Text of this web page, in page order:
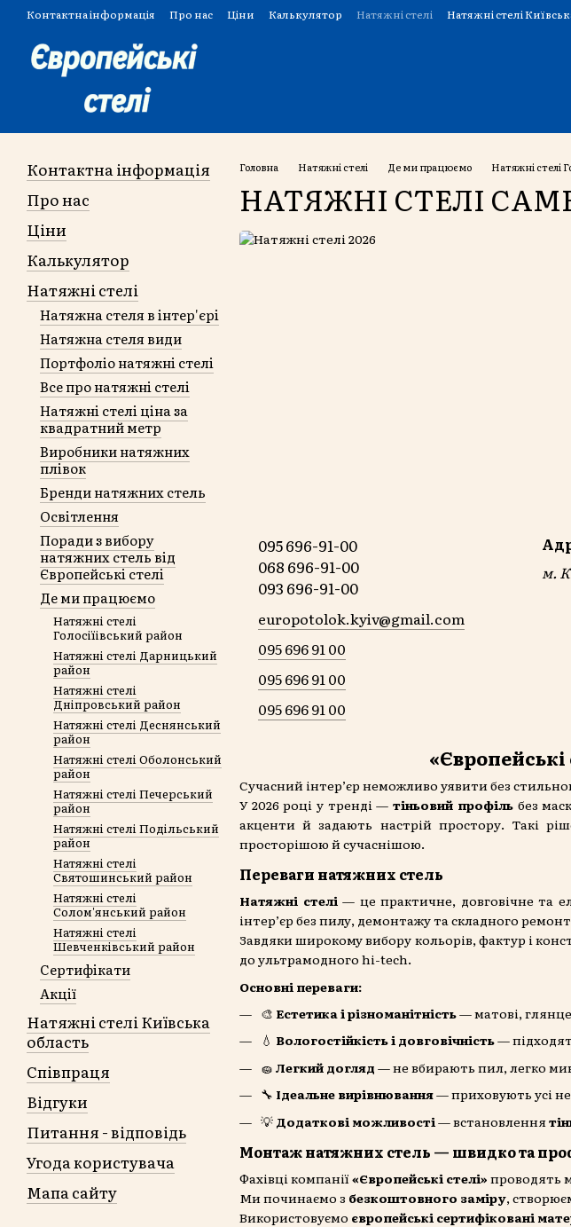
Перейти до основного контенту
Контактна інформація Про нас Ціни Калькулятор Натяжні стелі Натяжні стелі
Головна Натяжні стелі Де ми працюємо Натяжні стелі
НАТЯЖНІ СТЕЛІ
095 696-91-00
068 696-91-00
093 696-91-00
europotolok.kyiv@gmail.com
095 696 91 00
095 696 91 00
095 696 91 00
м.
«Європейські
Сучасний інтер’єр неможливо уявити без
У 2026 році у тренді —тіньовий профільбез
акценти й задають настрій простору. Такі
просторішою й сучаснішою.
Переваги натяжних стель
Натяжні стелі— це практичне, довговічне та
інтер’єр без пилу, демонтажу та складного
Завдяки широкому вибору кольорів, фактур і
до ультрамодного hi-tech.
Основні переваги:
🎨 Естетика і різноманітність— матові,
💧 Вологостійкість і довговічність—
🧽 Легкий догляд — не вбирають пил, легко
🔧 Ідеальне вирівнювання— приховують усі
💡 Додаткові можливості — встановлення
Монтаж натяжних стель — швидко та
Фахівці компанії «Європейські стелі» проводять
Ми починаємо з безкоштовного заміру,
Використовуємо європейські сертифіковані
Контактна інформація
Про нас
Ціни
Калькулятор
Натяжні стелі
Натяжна стеля в інтер'єрі
Натяжна стеля види
Портфоліо натяжні стелі
Все про натяжні стелі
Натяжні стелі ціна за
квадратний метр
Виробники натяжних
плівок
Бренди натяжних стель
Освітлення
Поради з вибору
натяжних стель від
Європейські стелі
Де ми працюємо
Натяжні стелі
Голосіїівський район
Натяжні стелі Дарницький
район
Натяжні стелі
Дніпровський район
Натяжні стелі Деснянський
район
Натяжні стелі Оболонський
район
Натяжні стелі Печерський
район
Натяжні стелі Подільський
район
Натяжні стелі
Святошинський район
Натяжні стелі
Солом'янський район
Натяжні стелі
Шевченківський район
Сертифікати
Акції
Натяжні стелі Київська
область
Співпраця
Відгуки
Питання - відповідь
Угода користувача
Мапа сайту